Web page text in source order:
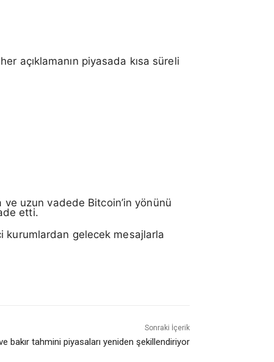
açıklamanın piyasada kısa süreli
uzun vadede Bitcoin’in yönünü
etti.
kurumlardan gelecek mesajlarla
Sonraki İçerik
bakır tahmini piyasaları yeniden şekillendiriyor